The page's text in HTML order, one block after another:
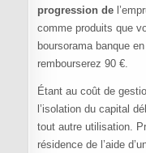
progression de
comme produits que
boursorama banque
rembourserez 90 €.
Étant au coût de
l’isolation du capital
tout autre utilisation.
résidence de l’aide